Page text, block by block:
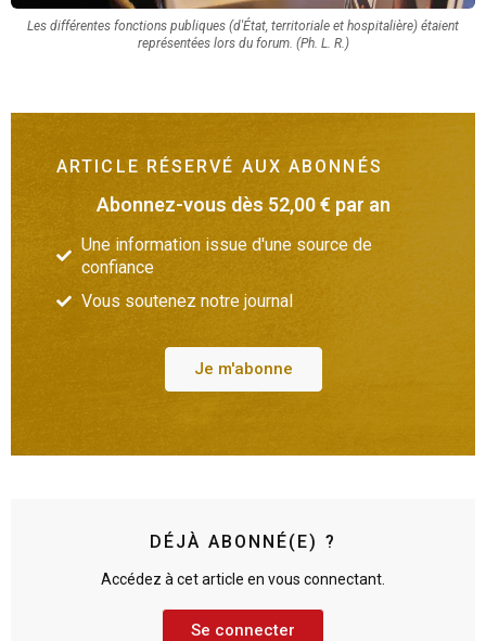
Les différentes fonctions publiques (d'État, territoriale et hospitalière) étaient
représentées lors du forum. (Ph. L. R.)
ARTICLE RÉSERVÉ AUX ABONNÉS
Abonnez-vous dès 52,00 € par an
Une information issue d'une source de
confiance
Vous soutenez notre journal
Je m'abonne
DÉJÀ ABONNÉ(E) ?
Accédez à cet article en vous connectant.
Se connecter